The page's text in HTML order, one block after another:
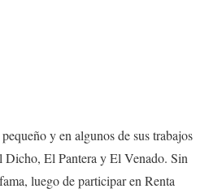
y en algunos de sus trabajos
El Pantera y El Venado. Sin
luego de participar en Renta